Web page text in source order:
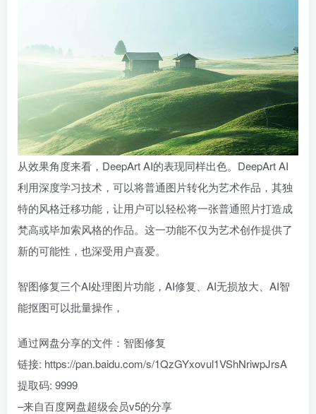
从效果角度来看，DeepArt AI的表现同样出色。DeepArt AI
利用深度学习技术，可以将普通图片转化为艺术作品，其独
特的风格迁移功能，让用户可以轻松将一张普通照片打造成
梵高或毕加索风格的作品。这一功能不仅为艺术创作提供了
新的可能性，也深受用户喜爱。
智图修复三个AI处理图片功能，AI修复、AI无损放大、AI智
能抠图可以批量操作，
通过网盘分享的文件：智图修复
链接: https://pan.baidu.com/s/1QzGYxovul1VShNriwpJrsA
提取码: 9999
–来自百度网盘超级会员v5的分享